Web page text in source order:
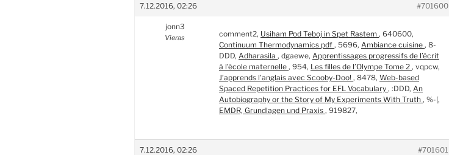
7.12.2016, 02:26 #701600
jonn3
Vieras comment2, Usiham Pod Teboj in Spet Rastem , 640600,
Continuum Thermodynamics pdf , 5696, Ambiance cuisine , 8-
DDD, Adharasila , dgaewe, Apprentissages progressifs de l’écrit
à l’école maternelle , 954, Les filles de l’Olympe Tome 2 , vqpcw,
J’apprends l’anglais avec Scooby-Doo! , 8478, Web-based
Spaced Repetition Practices for EFL Vocabulary , :DDD, An
Autobiography or the Story of My Experiments With Truth , %-[,
EMDR, Grundlagen und Praxis , 919827,
7.12.2016, 02:26 #701601